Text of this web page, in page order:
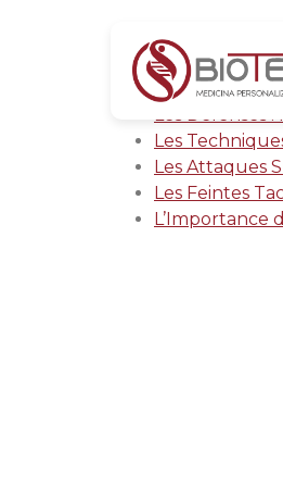
Lascension
Les
La Gestion
Les
Les Attaques
Les Feintes
L’Importance